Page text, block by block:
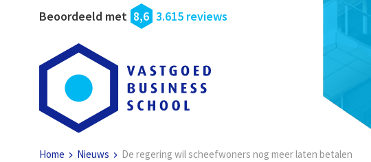
Beoordeeld met 8,6 3.615 reviews
Home Nieuws De regering wil scheefwoners nog meer laten betalen